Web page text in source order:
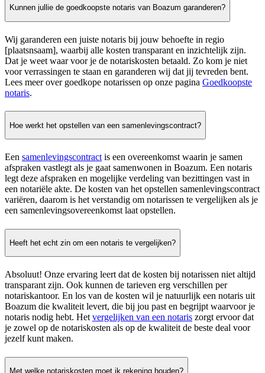
Kunnen jullie de goedkoopste notaris van Boazum garanderen?
Wij garanderen een juiste notaris bij jouw behoefte in regio
[plaatsnsaam], waarbij alle kosten transparant en inzichtelijk zijn.
Dat je weet waar voor je de notariskosten betaald. Zo kom je niet
voor verrassingen te staan en garanderen wij dat jij tevreden bent.
Lees meer over goedkope notarissen op onze pagina Goedkoopste
notaris.
Hoe werkt het opstellen van een samenlevingscontract?
Een samenlevingscontract is een overeenkomst waarin je samen
afspraken vastlegt als je gaat samenwonen in Boazum. Een notaris
legt deze afspraken en mogelijke verdeling van bezittingen vast in
een notariële akte. De kosten van het opstellen samenlevingscontract
variëren, daarom is het verstandig om notarissen te vergelijken als je
een samenlevingsovereenkomst laat opstellen.
Heeft het echt zin om een notaris te vergelijken?
Absoluut! Onze ervaring leert dat de kosten bij notarissen niet altijd
transparant zijn. Ook kunnen de tarieven erg verschillen per
notariskantoor. En los van de kosten wil je natuurlijk een notaris uit
Boazum die kwaliteit levert, die bij jou past en begrijpt waarvoor je
notaris nodig hebt. Hetvergelijken van een notaris zorgt ervoor dat
je zowel op de notariskosten als op de kwaliteit de beste deal voor
jezelf kunt maken.
Met welke notariskosten moet ik rekening houden?